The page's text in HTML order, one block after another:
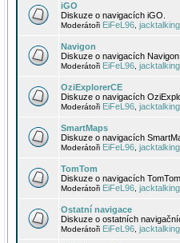
iGO
Diskuze o navigacích iGO.
Moderátoři EiFeL96 jacktalking
Navigon
Diskuze o navigacích Navigon.
Moderátoři EiFeL96 jacktalking
OziExplorerCE
Diskuze o navigacích
Moderátoři EiFeL96 jacktalking
SmartMaps
Diskuze o navigacích
Moderátoři EiFeL96 jacktalking
TomTom
Diskuze o navigacích TomTom.
Moderátoři EiFeL96 jacktalking
Ostatní navigace
Diskuze o ostatních
Moderátoři EiFeL96 jacktalking